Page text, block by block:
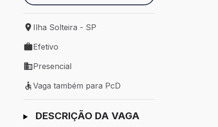
Local de trabalho: Ilha Solteira - SP
Ilha Solteira - SP
Tipo de vaga: Efetivo
Efetivo
Modelo de trabalho: Presencial
Presencial
Vaga também para PcD
Vaga também para PcD
Ir para candidatura
DESCRIÇÃO DA VAGA